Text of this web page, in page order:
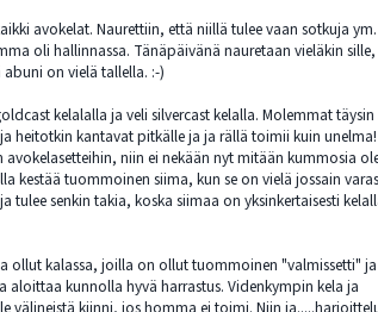
avokelat. Naurettiin, että niillä tulee vaan sotkuja
oli hallinnassa. Tänäpäivänä nauretaan vieläkin
on vielä tallella. :-)
kelalalla ja veli silvercast kelalla. Molemmat täysin
heitotkin kantavat pitkälle ja ja rällä toimii kuin unelma!
niin ei nekään nyt mitään kummosia
kestää tuommoinen siima, kun se on vielä jossain
senkin takia, koska siimaa on yksinkertaisesti
ollut kalassa, joilla on ollut tuommoinen "valmissetti" ja
aloittaa kunnolla hyvä harrastus. Videnkympin kela ja